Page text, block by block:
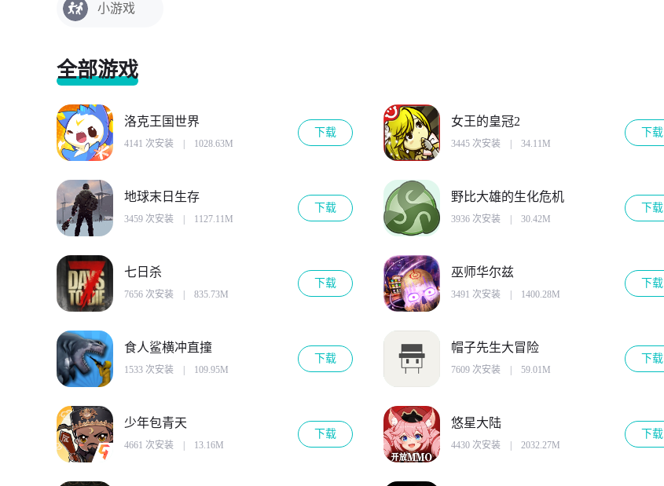
小游戏
全部游戏
洛克王国世界
4141 次安装 1028.63M
下载
女王的皇冠2
3445 次安装 34.11M
下载
地球末日生存
3459 次安装 1127.11M
下载
野比大雄的生化危机
3936 次安装 30.42M
下载
七日杀
7656 次安装 835.73M
下载
巫师华尔兹
3491 次安装 1400.28M
下载
食人鲨横冲直撞
1533 次安装 109.95M
下载
帽子先生大冒险
7609 次安装 59.01M
下载
少年包青天
4661 次安装 13.16M
下载
悠星大陆
4430 次安装 2032.27M
下载